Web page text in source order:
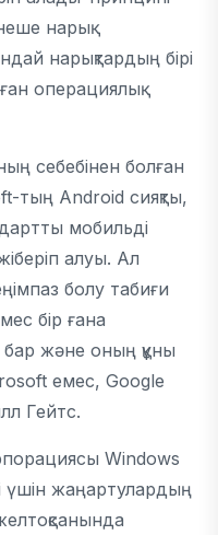
нарық
нарықтардың бірі
операциялық
себебінен болған
тың Android сияқты,
мобильді
алуы. Ал
болу табиғи
бір ғана
және оның құны
емес, Google
Гейтс.
Windows
үшін жаңартулардың